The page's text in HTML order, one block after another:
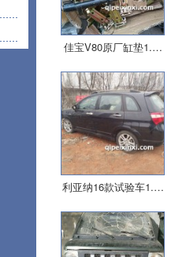
佳宝V80原厂缸垫1.…
利亚纳16款试验车1.…